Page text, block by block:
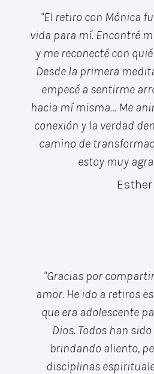
"El retiro con Mónica
vida para mí. Encontré
y me reconecté con
Desde la primera
empecé a sentirme
hacia mí misma… Me
conexión y la verdad
camino de
estoy muy
Esther
"Gracias por
amor. He ido a retiros
que era adolescente
Dios. Todos han
brindando aliento,
disciplinas